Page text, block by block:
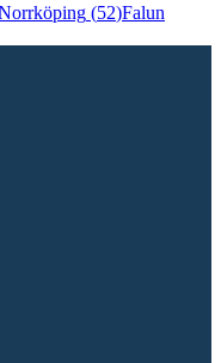
(52)Falun